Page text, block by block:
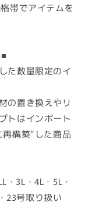
帯でアイテムを
た数量限定のイ
の置き換えやリ
トはインポート
構築”した商品
・3L・4L・5L・
23号取り扱い